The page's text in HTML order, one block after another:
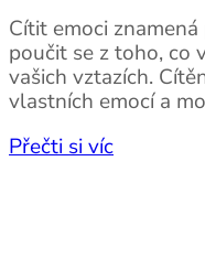
Cítit emoci
poučit se z toho, co
vašich vztazích.
vlastních emocí a
Přečti si víc